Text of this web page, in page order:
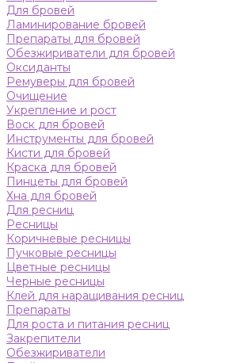
Для бровей
Ламинирование бровей
Препараты для бровей
Обезжириватели для бровей
Оксиданты
Ремуверы для бровей
Очищение
Укрепление и рост
Воск для бровей
Инструменты для бровей
Кисти для бровей
Краска для бровей
Пинцеты для бровей
Хна для бровей
Для ресниц
Ресницы
Коричневые ресницы
Пучковые ресницы
Цветные ресницы
Черные ресницы
Клей для наращивания ресниц
Препараты
Для роста и питания ресниц
Закрепители
Обезжириватели